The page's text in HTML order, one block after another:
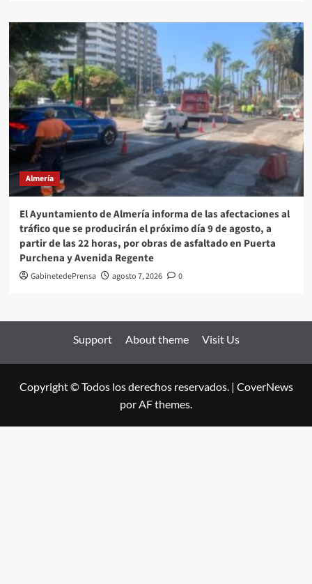
Almería
El Ayuntamiento de Almería informa de las afectaciones al
tráfico que se producirán el próximo día 9 de agosto, a
partir de las 22 horas, por obras de asfaltado en Puerta
Purchena y Avenida Regente
GabinetedePrensa agosto 7, 2026 0
Support About theme Visit Us
Copyright © Todos los derechos reservados. | CoverNews
por AF themes.